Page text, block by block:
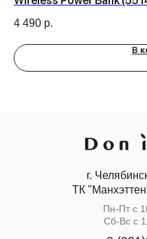
4 490 р.
В
г.
ТК
Пн-Пт с
Сб-Вс с